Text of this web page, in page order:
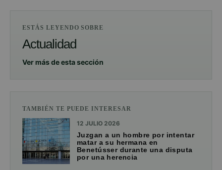
ESTÁS LEYENDO SOBRE
Actualidad
Ver más de esta sección
TAMBIÉN TE PUEDE INTERESAR
12 JULIO 2026
Juzgan a un hombre por intentar
matar a su hermana en
Benetússer durante una disputa
por una herencia